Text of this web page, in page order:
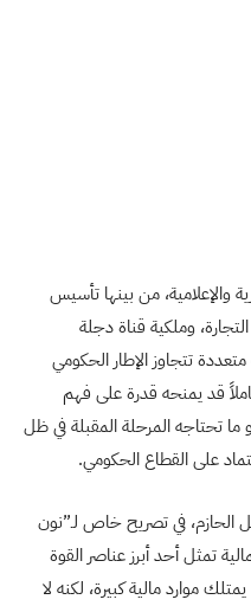
والإعلامية، من بينها تأسيس
وملكية قناة دجلة
تتجاوز الإطار الحكومي
قد يمنحه قدرة على فهم
تحتاجه المرحلة المقبلة في ظل
على القطاع الحكومي.
الحازم، في تصريح خاص لـ”نون
تمثل أحد أبرز عناصر القوة
لا سيما أن العراق، منذ عام 2003، يمتلك موارد مالية كبيرة، لكنه لا